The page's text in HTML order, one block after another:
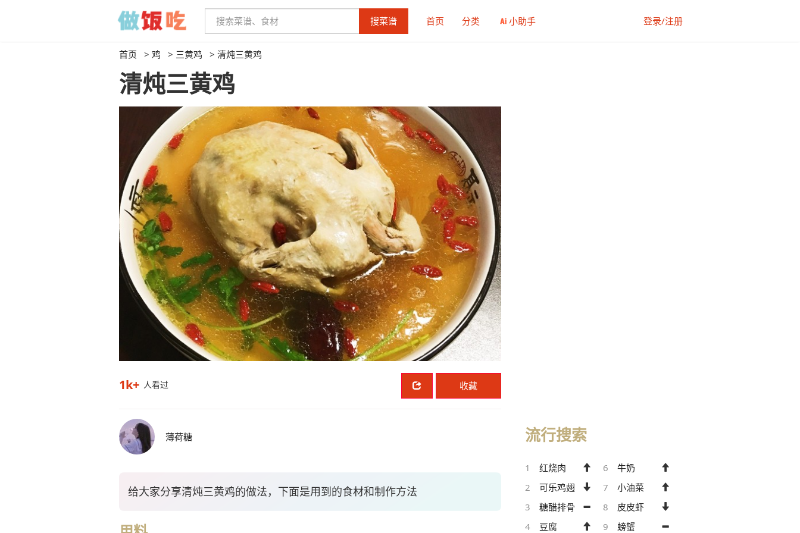
搜菜谱 首页 分类 小助手 登录/注册
首页 > 鸡 > 三黄鸡 > 清炖三黄鸡
清炖三黄鸡
1k+ 人看过 收藏
薄荷糖
给大家分享清炖三黄鸡的做法，下面是用到的食材和制作方法
流行搜索
1
红烧肉
2
可乐鸡翅
3
糖醋排骨
4
豆腐
6
牛奶
7
小油菜
8
皮皮虾
9
螃蟹